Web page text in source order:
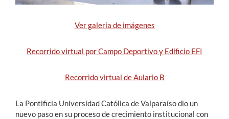
Ver galería de imágenes
Recorrido virtual por Campo Deportivo y Edificio EFI
Recorrido virtual de Aulario B
La Pontificia Universidad Católica de Valparaíso dio un
nuevo paso en su proceso de crecimiento institucional con